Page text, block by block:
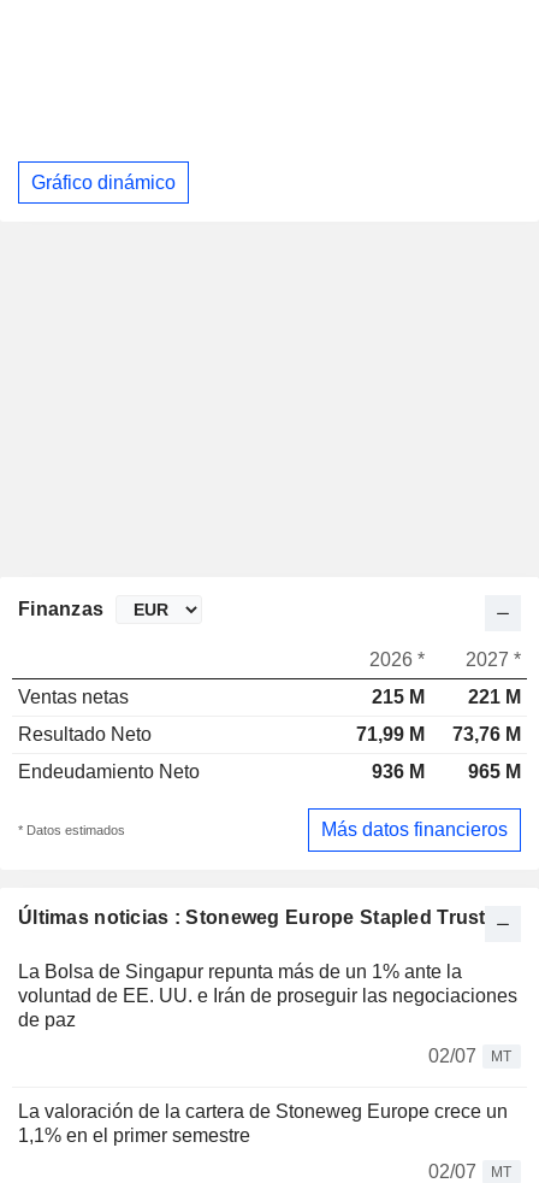
Gráfico dinámico
Últimas noticias : Stoneweg Europe Stapled Trust
La Bolsa de Singapur repunta más de un 1% ante la
voluntad de EE. UU. e Irán de proseguir las negociaciones
de paz
02/07
MT
La valoración de la cartera de Stoneweg Europe crece un
1,1% en el primer semestre
02/07
MT
Finanzas
2026 *
2027 *
Ventas netas
215 M
221 M
Resultado Neto
71,99 M
73,76 M
Endeudamiento Neto
936 M 965 M
* Datos estimados Más datos financieros